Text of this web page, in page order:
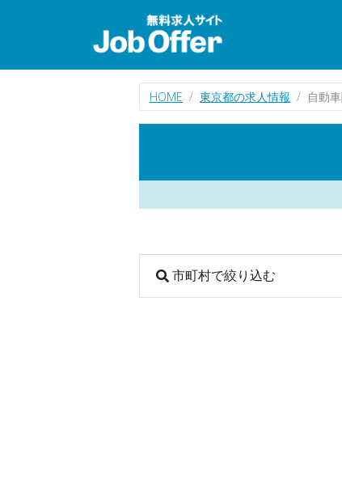
HOME 東京都の求人情報 自動
市町村で絞り込む